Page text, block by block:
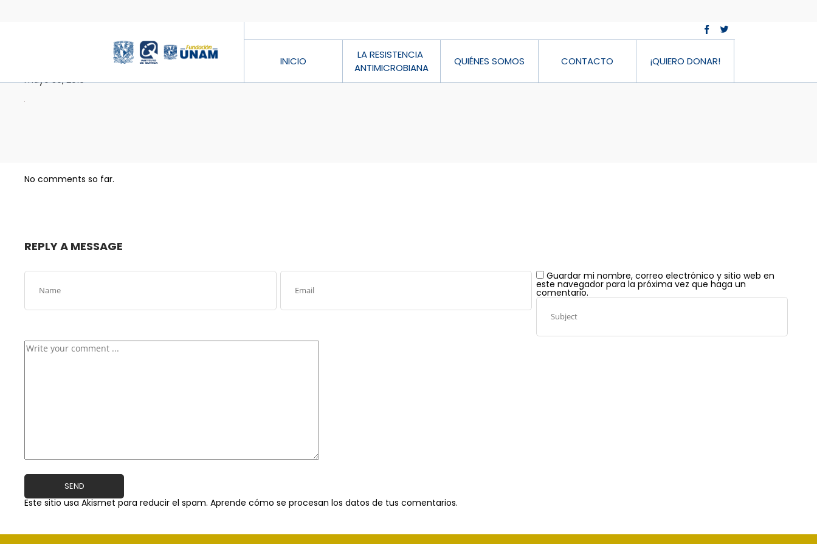
INICIO
LA RESISTENCIA
ANTIMICROBIANA
QUIÉNES SOMOS CONTACTO ¡QUIERO DONAR!
MEMBER7
mayo 30, 2016
No comments so far.
REPLY A MESSAGE
Guardar mi nombre, correo electrónico y sitio web en
este navegador para la próxima vez que haga un
comentario.
Este sitio usa Akismet para reducir el spam. Aprende cómo se procesan los datos de tus comentarios.